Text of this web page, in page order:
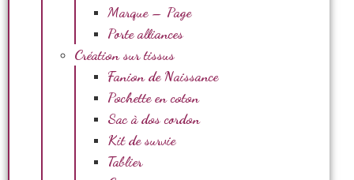
Marque – Page
Porte alliances
Création sur tissus
Fanion de Naissance
Pochette en coton
Sac à dos cordon
Kit de survie
Tablier